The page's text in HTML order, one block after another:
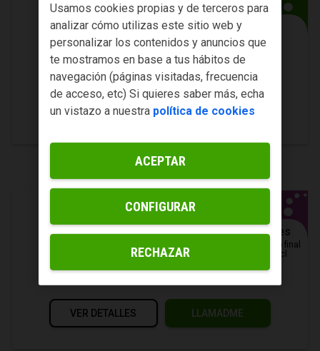
6€/mes
Precio final
IVA incl
Móvil con500 MBy
llamadasinfinitas
Añade línea móvil por
6€
VER DETALLES LLAMADME
LA SINFÍN 10 GB
8€/mes
Precio final
IVA incl
Móvil con10 GBy
VER DETALLES LLAMADME
Usamos cookies propias y de terceros para
analizar cómo utilizas este sitio web y
personalizar los contenidos y anuncios que
te mostramos en base a tus hábitos de
navegación (páginas visitadas, frecuencia
de acceso, etc) Si quieres saber más, echa
un vistazo a nuestra política de cookies
RECHAZAR
ACEPTAR
CONFIGURAR